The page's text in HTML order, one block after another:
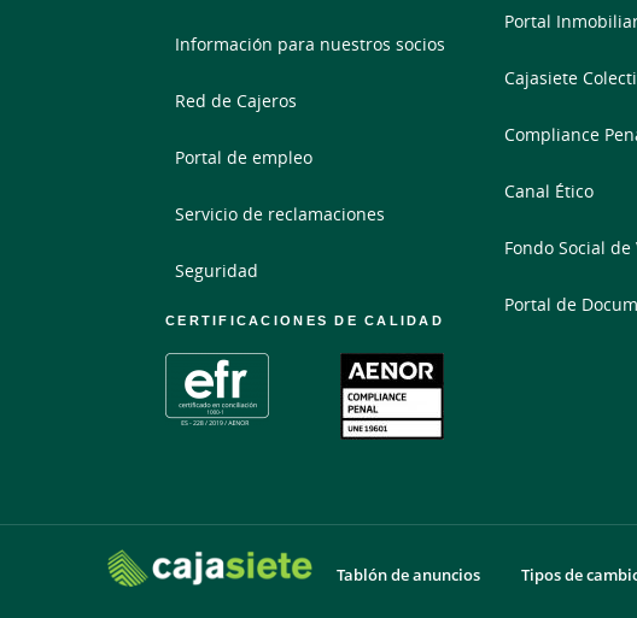
Información para nuestros socios
Red de Cajeros
Portal de empleo
Servicio de reclamaciones
Seguridad
CERTIFICACIONES DE CALIDAD
Portal
Cajasiete
Compliance
Canal Ético
Fondo Social de
Portal de
Tablón de anuncios Tipos de